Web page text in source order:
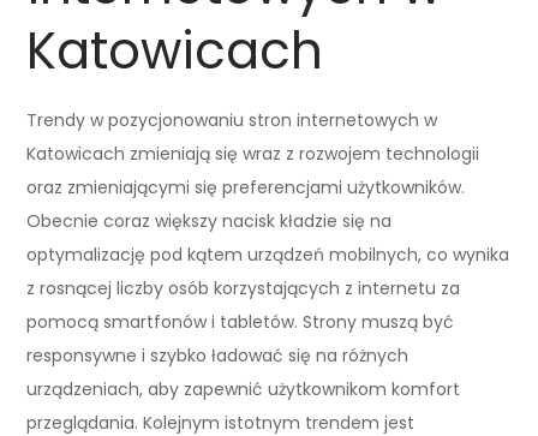
Katowicach
Trendy w pozycjonowaniu stron internetowych w
Katowicach zmieniają się wraz z rozwojem technologii
oraz zmieniającymi się preferencjami użytkowników.
Obecnie coraz większy nacisk kładzie się na
optymalizację pod kątem urządzeń mobilnych, co wynika
z rosnącej liczby osób korzystających z internetu za
pomocą smartfonów i tabletów. Strony muszą być
responsywne i szybko ładować się na różnych
urządzeniach, aby zapewnić użytkownikom komfort
przeglądania. Kolejnym istotnym trendem jest